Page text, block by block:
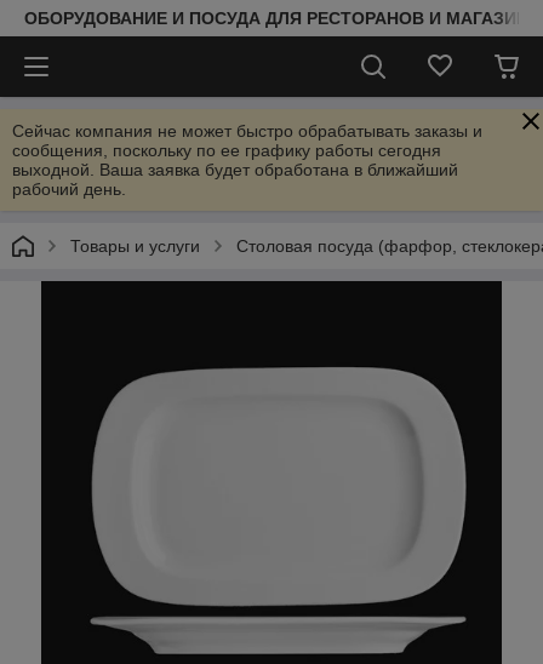
ОБОРУДОВАНИЕ И ПОСУДА ДЛЯ РЕСТОРАНОВ И
Сейчас компания не может быстро обрабатывать заказы и
сообщения, поскольку по ее графику работы сегодня
выходной. Ваша заявка будет обработана в ближайший
рабочий день.
Товары и услуги Столовая посуда (фарфор,